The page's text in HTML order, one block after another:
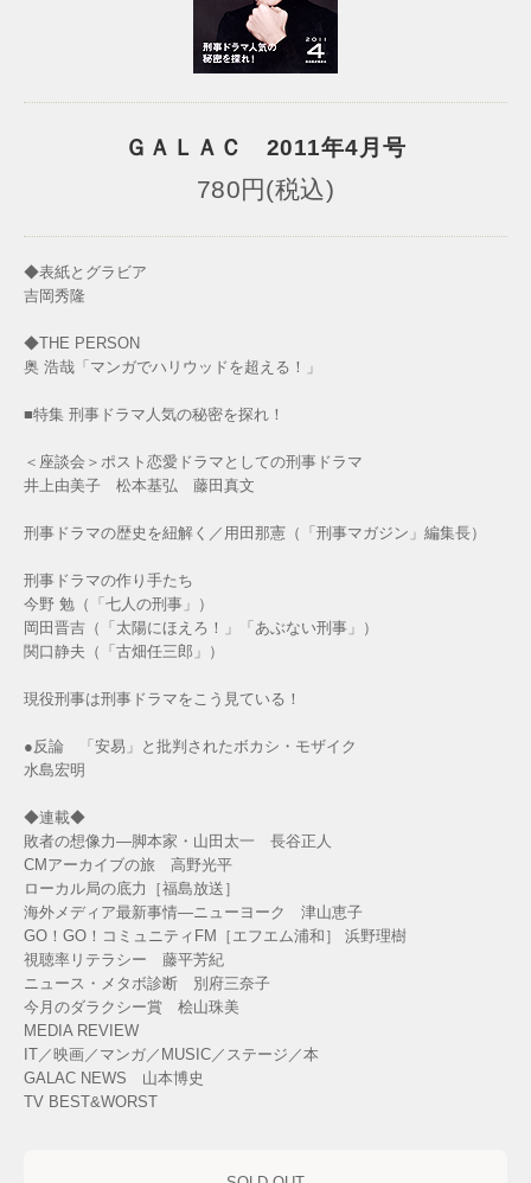
ＧＡＬＡＣ 2011年4月号
780円(税込)
◆表紙とグラビア
吉岡秀隆
◆THE PERSON
奥 浩哉「マンガでハリウッドを超える！」
■特集 刑事ドラマ人気の秘密を探れ！
＜座談会＞ポスト恋愛ドラマとしての刑事ドラマ
井上由美子 松本基弘 藤田真文
刑事ドラマの歴史を紐解く／用田那憲（「刑事マガジン」編集長）
刑事ドラマの作り手たち
今野 勉（「七人の刑事」）
岡田晋吉（「太陽にほえろ！」「あぶない刑事」）
関口静夫（「古畑任三郎」）
現役刑事は刑事ドラマをこう見ている！
●反論 「安易」と批判されたボカシ・モザイク
水島宏明
◆連載◆
敗者の想像力―脚本家・山田太一 長谷正人
CMアーカイブの旅 高野光平
ローカル局の底力［福島放送］
海外メディア最新事情―ニューヨーク 津山恵子
GO！GO！コミュニティFM［エフエム浦和］ 浜野理樹
視聴率リテラシー 藤平芳紀
ニュース・メタボ診断 別府三奈子
今月のダラクシー賞 桧山珠美
MEDIA REVIEW
IT／映画／マンガ／MUSIC／ステージ／本
GALAC NEWS 山本博史
TV BEST&WORST